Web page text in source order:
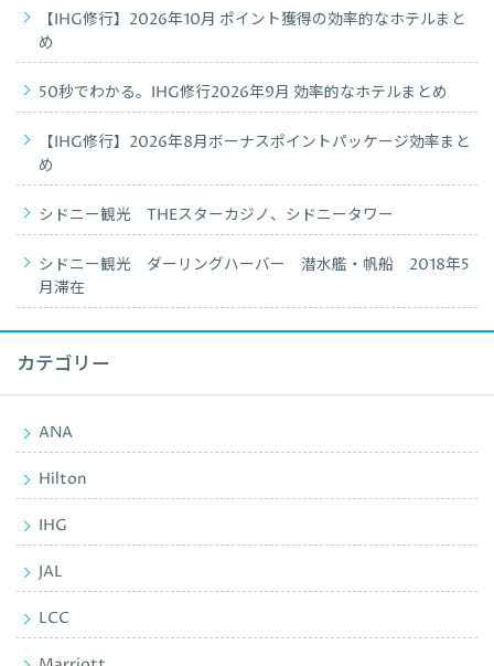
【IHG修行】2026年10月 ポイント獲得の効率的なホテルまと
め
50秒でわかる。IHG修行2026年9月 効率的なホテルまとめ
【IHG修行】2026年8月ボーナスポイントパッケージ効率まと
め
シドニー観光 THEスターカジノ、シドニータワー
シドニー観光 ダーリングハーバー 潜水艦・帆船 2018年5
月滞在
カテゴリー
ANA
Hilton
IHG
JAL
LCC